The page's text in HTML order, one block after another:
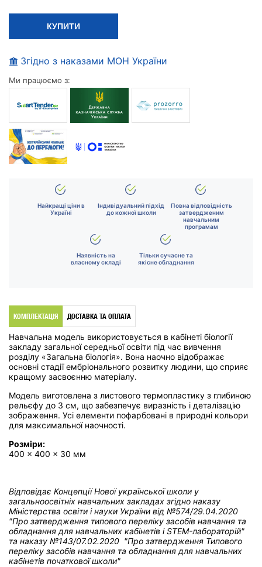
КУПИТИ
Згідно з наказами МОН України
Ми працюємо з:
Найкращі ціни в
Україні
Індивідуальний підхід
до кожної школи
Повна відповідність
затвердженим
навчальним
програмам
Наявність на
власному складі
Тільки сучасне та
якісне обладнання
КОМПЛЕКТАЦІЯ ДОСТАВКА ТА ОПЛАТА
Навчальна модель використовується в кабінеті біології
закладу загальної середньої освіти під час вивчення
розділу «Загальна біологія». Вона наочно відображає
основні стадії ембріонального розвитку людини, що сприяє
кращому засвоєнню матеріалу.
Модель виготовлена з листового термопластику з глибиною
рельєфу до 3 см, що забезпечує виразність і деталізацію
зображення. Усі елементи пофарбовані в природні кольори
для максимальної наочності.
Розміри:
400 × 400 × 30 мм
Відповідає Концепції Нової української школи у
загальноосвітніх навчальних закладах згідно наказу
Міністерства освіти і науки України від №574/29.04.2020
"Про затвердження типового переліку засобів навчання та
обладнання для навчальних кабінетів і STEM-лабораторій"
та наказу №143/07.02.2020 "Про затвердження Типового
переліку засобів навчання та обладнання для навчальних
кабінетів початкової школи"